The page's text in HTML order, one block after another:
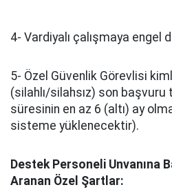
4- Vardiyalı çalışmaya engel
5- Özel Güvenlik Görevlisi
(silahlı/silahsız) son
süresinin en az 6 (altı) ay
sisteme yüklenecektir).
Destek Personeli Unvanına
Aranan Özel Şartlar: